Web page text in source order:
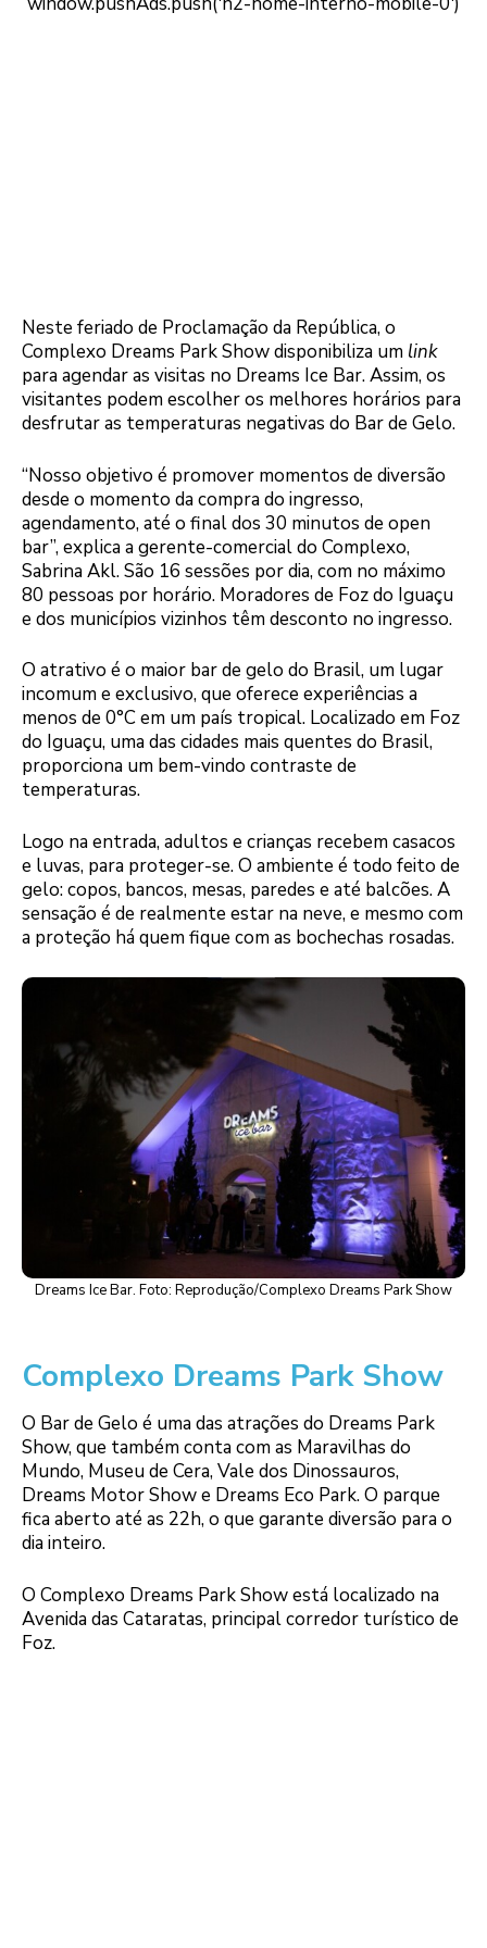
Neste feriado de Proclamação da República, o
Complexo Dreams Park Show disponibiliza um link
para agendar as visitas no Dreams Ice Bar. Assim, os
visitantes podem escolher os melhores horários para
desfrutar as temperaturas negativas do Bar de Gelo.
“Nosso objetivo é promover momentos de diversão
desde o momento da compra do ingresso,
agendamento, até o final dos 30 minutos de open
bar”, explica a gerente-comercial do Complexo,
Sabrina Akl. São 16 sessões por dia, com no máximo
80 pessoas por horário. Moradores de Foz do Iguaçu
e dos municípios vizinhos têm desconto no ingresso.
O atrativo é o maior bar de gelo do Brasil, um lugar
incomum e exclusivo, que oferece experiências a
menos de 0°C em um país tropical. Localizado em Foz
do Iguaçu, uma das cidades mais quentes do Brasil,
proporciona um bem-vindo contraste de
temperaturas.
Logo na entrada, adultos e crianças recebem casacos
e luvas, para proteger-se. O ambiente é todo feito de
gelo: copos, bancos, mesas, paredes e até balcões. A
sensação é de realmente estar na neve, e mesmo com
a proteção há quem fique com as bochechas rosadas.
Dreams Ice Bar. Foto: Reprodução/Complexo Dreams Park Show
Complexo Dreams Park Show
O Bar de Gelo é uma das atrações do Dreams Park
Show, que também conta com as Maravilhas do
Mundo, Museu de Cera, Vale dos Dinossauros,
Dreams Motor Show e Dreams Eco Park. O parque
fica aberto até as 22h, o que garante diversão para o
dia inteiro.
O Complexo Dreams Park Show está localizado na
Avenida das Cataratas, principal corredor turístico de
Foz.